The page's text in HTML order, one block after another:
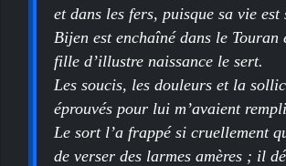
et dans les fers, puisque sa vie est
Bijen est enchaîné dans le Touran
fille d’illustre naissance le sert.
Les soucis, les douleurs et la
éprouvés pour lui m’avaient
Le sort l’a frappé si cruellement
de verser des larmes amères ; il